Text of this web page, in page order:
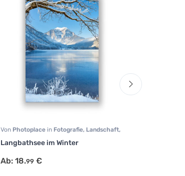
Von Photoplace in Fotografie, Landschaft,
Natur
Langbathsee im Winter
Ab: 18.99 €